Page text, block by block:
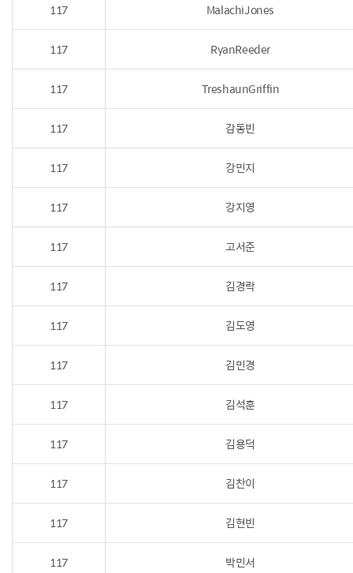
117 MalachiJones
117 RyanReeder
117 TreshaunGriffin
117 감동빈
117 강민지
117 강지영
117 고서준
117 김경락
117 김도영
117 김민경
117 김석훈
117 김용덕
117 김찬이
117 김현빈
117 박민서